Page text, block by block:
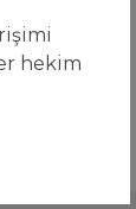
hekim